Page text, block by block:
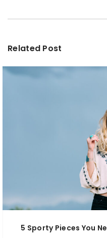
Related Post
5 Sporty Pieces You